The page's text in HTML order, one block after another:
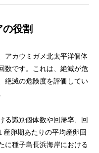
役割
アカウミガメ北太平洋個体
数です。これは、絶滅が危
絶滅の危険度を評価してい
る識別個体数や回帰率、回
産卵期あたりの平均産卵回
に種子島長浜海岸における